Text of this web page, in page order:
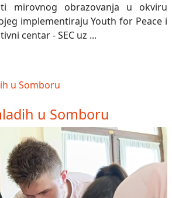
mirovnog obrazovanja u okviru
implementiraju Youth for Peace i
centar - SEC uz ...
u Somboru